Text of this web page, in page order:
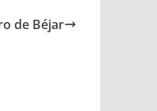
de Béjar